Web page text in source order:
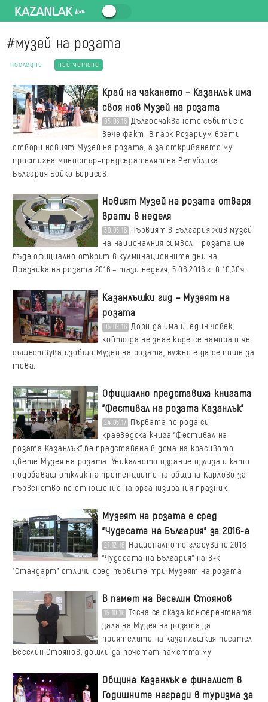
#музей на розата
последни най-четени
Край на чакането – Казанлък има
своя нов Музей на розата
05.06.16 Дългоочакваното събитие е
вече факт. В парк Розариум врати
отвори новият Музей на розата, а за откриването му
пристигна министър–председателят на Република
България Бойко Борисов.
Новият Музей на розата отваря
врати в неделя
30.05.16 Първият в България жив музей
на националния символ – розата ще
бъде официално открит в кулминационните дни на
Празника на розата 2016 – тази неделя, 5.06.2016 г. в 10,30ч.
Казанлъшки гид – Музеят на
розата
05.02.16 Дори да има и един човек,
който да не знае къде се намира и че
съществува изобщо Музей на розата, нужно е да се пише за
това.
Официално представиха книгата
"Фестивал на розата Казанлък"
24.05.17 Първата по рода си
краеведска книга "Фестивал на
розата Казанлък" бе представена в дома на красивото
цвете Музея на розата. Уникалното издание излиза и като
подобаващ отклик на претенциите на община Карлово за
първенство по отношение на организирания празник
Музеят на розата е сред
"Чудесата на България" за 2016-а
21.12.16 Националното гласуване 2016
"Чудесата на България" на в-к
"Стандарт" отличи сред първите три Музеят на розата
В памет на Веселин Стоянов
15.10.16 Тясна се оказа конферентната
зала на Музея на розата за
приятелите на казанлъшкия писател
Веселин Стоянов, дошли да почетат паметта му
Община Казанлък е финалист в
Годишните награди в туризма за